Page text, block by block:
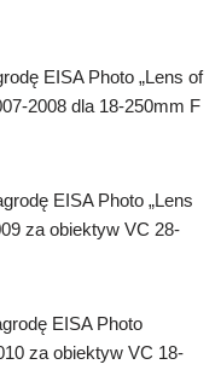
EISA Photo „Lens of
2008 dla 18-250mm F
EISA Photo „Lens
za obiektyw VC 28-
EISA Photo
za obiektyw VC 18-